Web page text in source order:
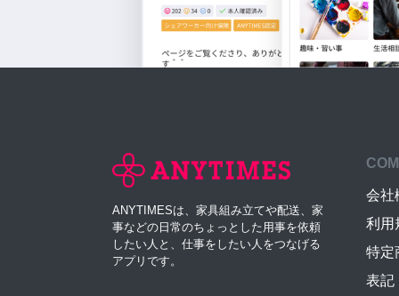
ANYTIMESは、家具組み立てや配送、家
事などの日常のちょっとした用事を依頼
したい人と、仕事をしたい人をつなげる
アプリです。
会社
利用
特定
表記